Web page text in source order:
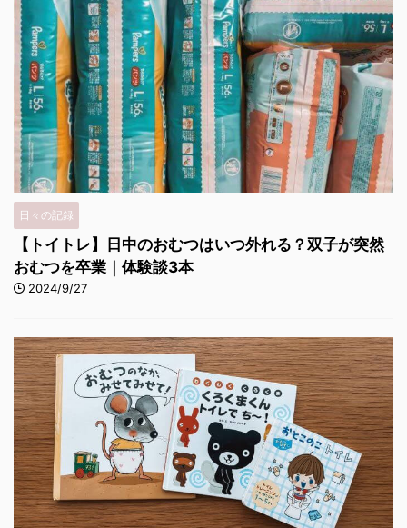
日々の記録
【トイトレ】日中のおむつはいつ外れる？双子が突然
おむつを卒業｜体験談3本
2024/9/27